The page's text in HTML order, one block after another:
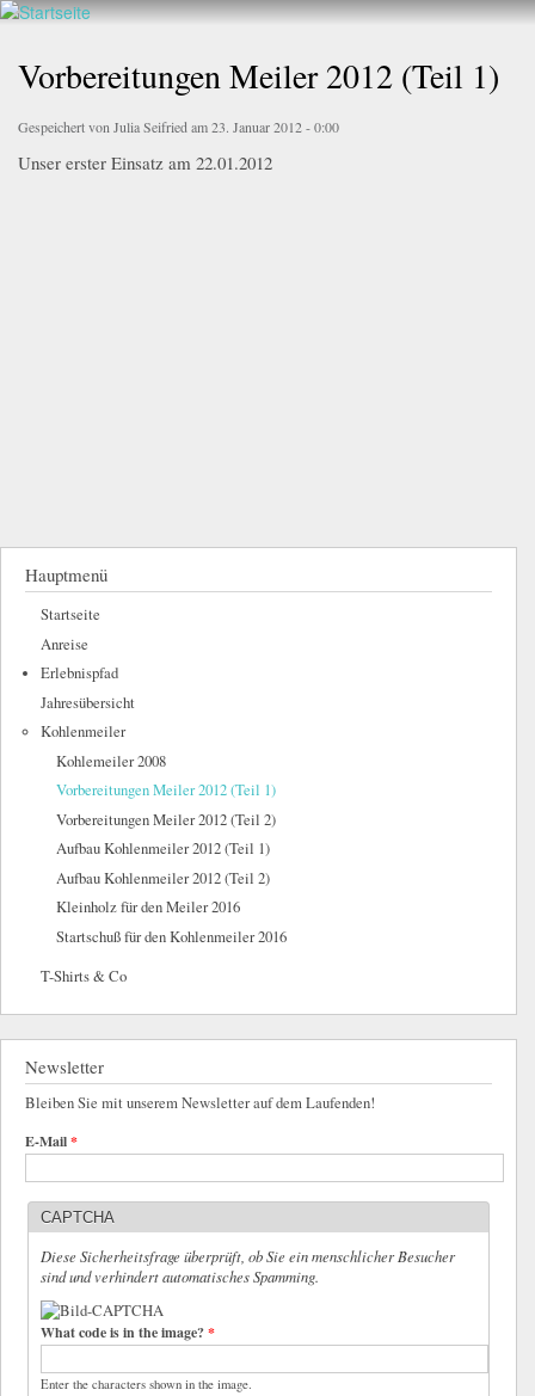
Direkt
Inhalt
Walderlebnis
e.V.
Vorbereitungen Meiler 2012 (Teil 1)
Gespeichert von Julia Seifried am 23. Januar 2012 - 0:00
Unser erster Einsatz am 22.01.2012
Hauptmenü
Startseite
Anreise
Erlebnispfad
Jahresübersicht
Kohlenmeiler
Kohlemeiler 2008
Vorbereitungen Meiler 2012 (Teil 1)
Vorbereitungen Meiler 2012 (Teil 2)
Aufbau Kohlenmeiler 2012 (Teil 1)
Aufbau Kohlenmeiler 2012 (Teil 2)
Kleinholz für den Meiler 2016
Startschuß für den Kohlenmeiler 2016
T-Shirts & Co
Newsletter
Bleiben Sie mit unserem Newsletter auf dem Laufenden!
E-Mail*
CAPTCHA
Diese Sicherheitsfrage überprüft, ob Sie ein menschlicher Besucher
sind und verhindert automatisches Spamming.
What code is in the image?*
Enter the characters shown in the image.